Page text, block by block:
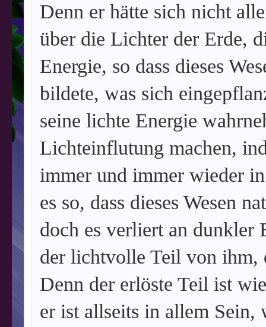
Denn er hätte sich nicht
über die Lichter der Erde,
Energie, so dass dieses
bildete, was sich
seine lichte Energie
Lichteinflutung machen,
immer und immer wieder
es so, dass dieses Wesen
doch es verliert an dunkler
der lichtvolle Teil von ihm,
Denn der erlöste Teil ist
er ist allseits in allem